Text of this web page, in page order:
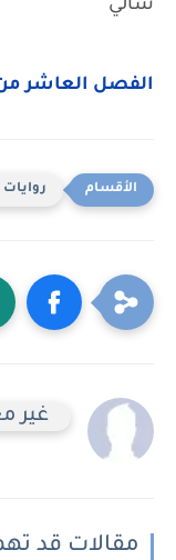
سالي
الفصل العاشر
غير
مقالات قد